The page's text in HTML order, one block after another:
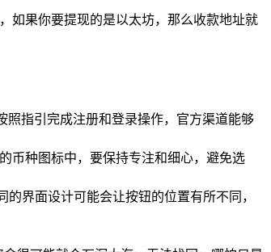
如果你要提现的是以太坊，那么收款地址就
照指引完成注册和登录操作，官方渠道能够
币种图标中，要保持专注和细心，避免选
界面设计可能会让按钮的位置有所不同，